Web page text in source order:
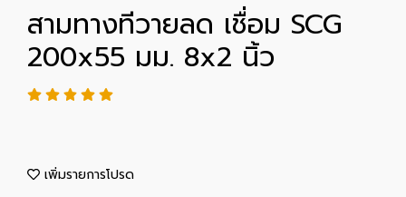
สามทางทีวายลด เชื่อม SCG
200x55 มม. 8x2 นิ้ว
เพิ่มรายการโปรด